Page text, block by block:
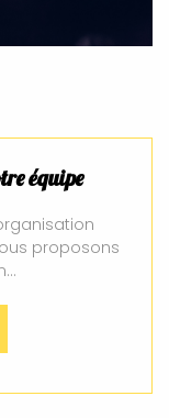
équipe
proposons